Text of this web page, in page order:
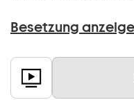
Besetzung